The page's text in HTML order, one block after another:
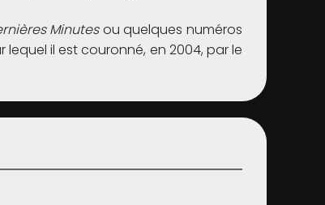
Minutesou quelques numéros
lequel il est couronné, en 2004, par le